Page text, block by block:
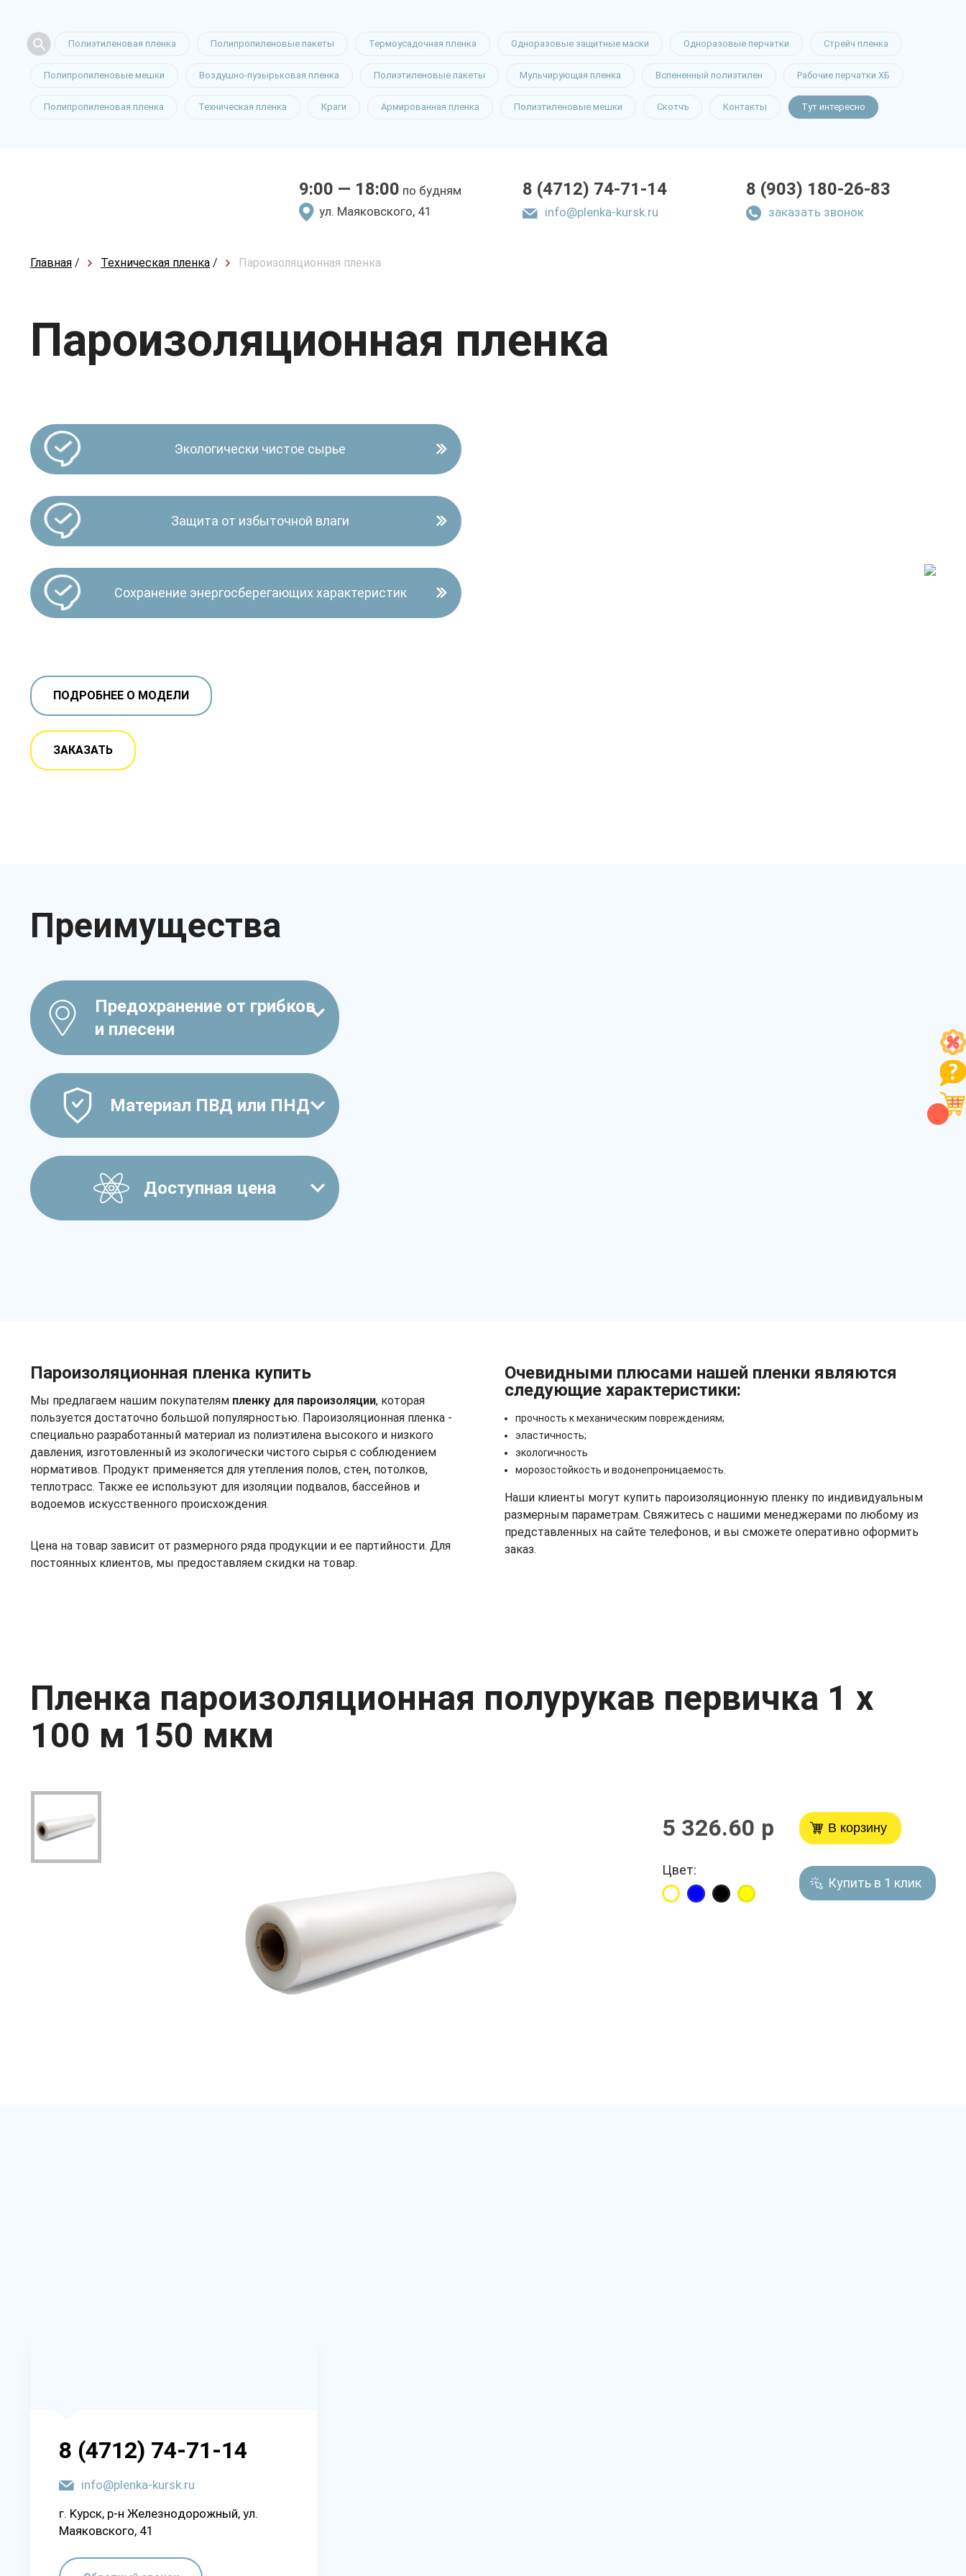
Полиэтиленовая пленка Полипропиленовые пакеты Термоусадочная пленка Одноразовые защитные маски Одноразовые перчатки Стрейч пленка
Полипропиленовые мешки Воздушно-пузырьковая пленка Полиэтиленовые пакеты Мульчирующая пленка Вспененный полиэтилен Рабочие перчатки ХБ
Полипропиленовая пленка Техническая пленка Краги Армированная пленка Полиэтиленовые мешки Скотчъ Контакты Тут интересно
9:00 — 18:00 по будням
yл. Мaякoвcкoгo, 41
8 (4712) 74-71-14
info@plenka-kursk.ru
8 (903) 180-26-83
заказать звонок
Главная / Техническая пленка / Пароизоляционная пленка
Пароизоляционная пленка
Экологически чистое сырье
Защита от избыточной влаги
Сохранение энергосберегающих характеристик
ПОДРОБНЕЕ О МОДЕЛИ
ЗАКАЗАТЬ
Преимущества
Предохранение от грибков
и плесени
Материал ПВД или ПНД
Доступная цена
Пароизоляционная пленка купить
Мы предлагаем нашим покупателям пленку для пароизоляции, которая
пользуется достаточно большой популярностью. Пароизоляционная пленка -
специально разработанный материал из полиэтилена высокого и низкого
давления, изготовленный из экологически чистого сырья с соблюдением
нормативов. Продукт применяется для утепления полов, стен, потолков,
теплотрасс. Также ее используют для изоляции подвалов, бассейнов и
водоемов искусственного происхождения.
Цена на товар зависит от размерного ряда продукции и ее партийности. Для
постоянных клиентов, мы предоставляем скидки на товар.
Очевидными плюсами нашей пленки являются
следующие характеристики:
прочность к механическим повреждениям;
эластичность;
экологичность
морозостойкость и водонепроницаемость.
Наши клиенты могут купить пароизоляционную пленку по индивидуальным
размерным параметрам. Свяжитесь с нашими менеджерами по любому из
представленных на сайте телефонов, и вы сможете оперативно оформить
заказ.
Пленка пароизоляционная полурукав первичка 1 х
100 м 150 мкм
5 326.60 р
Цвет:
В корзину
Купить в 1 клик
8 (4712) 74-71-14
info@plenka-kursk.ru
г. Kypcк, p-н Жeлeзнoдopoжный, yл.
Мaякoвcкoгo, 41